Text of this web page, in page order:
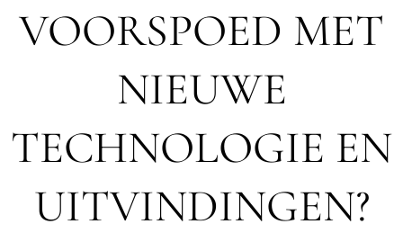
VOORSPOED MET
NIEUWE
TECHNOLOGIE EN
UITVINDINGEN?